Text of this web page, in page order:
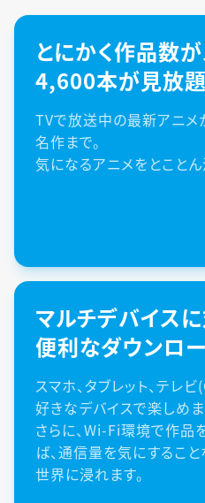
とにかく作品数が
4,600本が見放題
TVで放送中の最新アニメ
名作まで。
気になるアニメをとことん
マルチデバイスに
便利なダウンロ
スマホ、タブレット、テ
好きなデバイスで楽しめま
さらに、Wi-Fi環境で作品
ば、通信量を気にするこ
世界に浸れます。